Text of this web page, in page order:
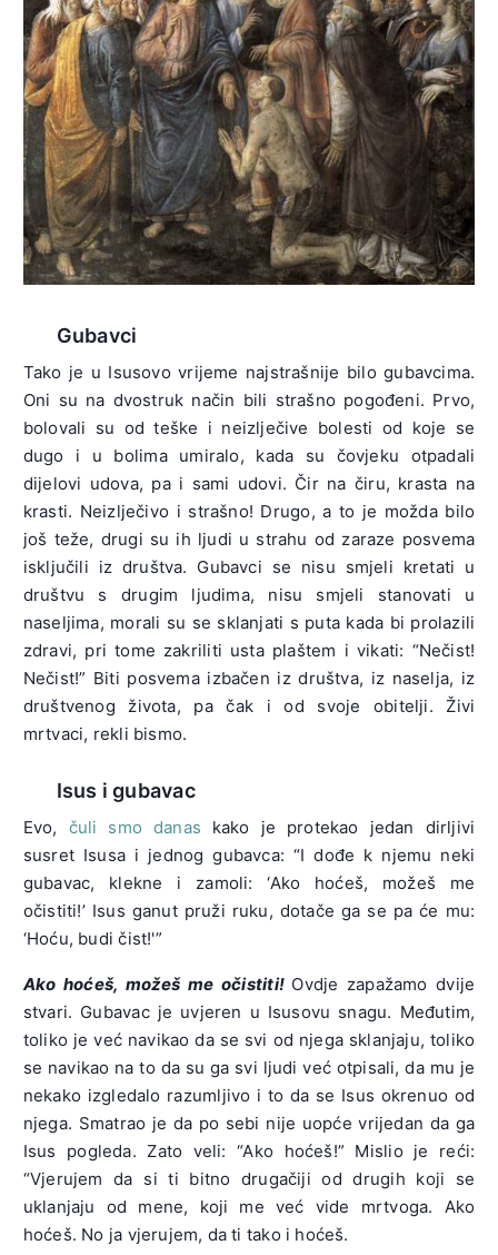
Gubavci
Tako je u Isusovo vrijeme najstrašnije bilo gubavcima.
Oni su na dvostruk način bili strašno pogođeni. Prvo,
bolovali su od teške i neizlječive bolesti od koje se
dugo i u bolima umiralo, kada su čovjeku otpadali
dijelovi udova, pa i sami udovi. Čir na čiru, krasta na
krasti. Neizlječivo i strašno! Drugo, a to je možda bilo
još teže, drugi su ih ljudi u strahu od zaraze posvema
isključili iz društva. Gubavci se nisu smjeli kretati u
društvu s drugim ljudima, nisu smjeli stanovati u
naseljima, morali su se sklanjati s puta kada bi prolazili
zdravi, pri tome zakriliti usta plaštem i vikati: “Nečist!
Nečist!” Biti posvema izbačen iz društva, iz naselja, iz
društvenog života, pa čak i od svoje obitelji. Živi
mrtvaci, rekli bismo.
Isus i gubavac
Evo, čuli smo danas kako je protekao jedan dirljivi
susret Isusa i jednog gubavca: “I dođe k njemu neki
gubavac, klekne i zamoli: ‘Ako hoćeš, možeš me
očistiti!’ Isus ganut pruži ruku, dotače ga se pa će mu:
‘Hoću, budi čist!'”
Ako hoćeš, možeš me očistiti! Ovdje zapažamo dvije
stvari. Gubavac je uvjeren u Isusovu snagu. Međutim,
toliko je već navikao da se svi od njega sklanjaju, toliko
se navikao na to da su ga svi ljudi već otpisali, da mu je
nekako izgledalo razumljivo i to da se Isus okrenuo od
njega. Smatrao je da po sebi nije uopće vrijedan da ga
Isus pogleda. Zato veli: “Ako hoćeš!” Mislio je reći:
“Vjerujem da si ti bitno drugačiji od drugih koji se
uklanjaju od mene, koji me već vide mrtvoga. Ako
hoćeš. No ja vjerujem, da ti tako i hoćeš.